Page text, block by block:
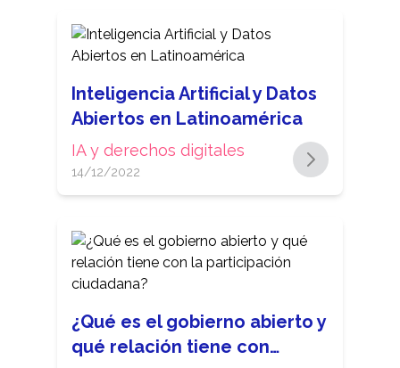
Inteligencia Artificial y Datos
Abiertos en Latinoamérica
IA y derechos digitales
14/12/2022
¿Qué es el gobierno abierto y
qué relación tiene con…